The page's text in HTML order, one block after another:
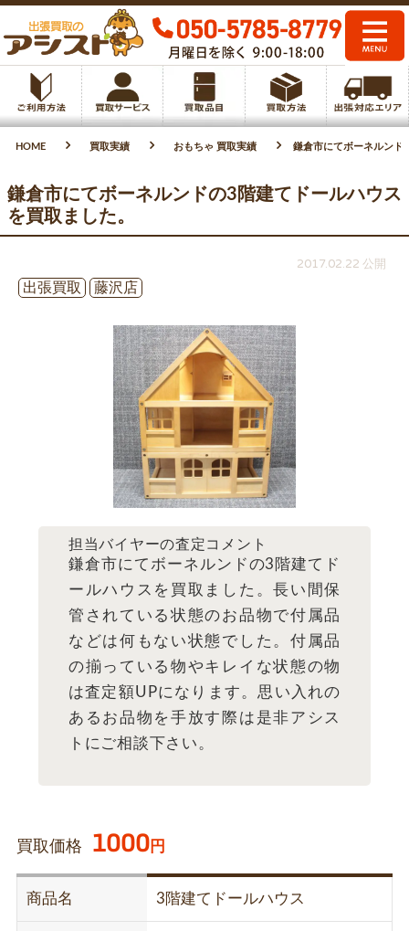
HOME 買取実績 おもちゃ 買取実績 鎌倉市にてボーネルンド
鎌倉市にてボーネルンドの3階建てドールハウス
を買取ました。
2017.02.22 公開
出張買取
藤沢店
担当バイヤーの査定コメント
鎌倉市にてボーネルンドの3階建てド
ールハウスを買取ました。長い間保
管されている状態のお品物で付属品
などは何もない状態でした。付属品
の揃っている物やキレイな状態の物
は査定額UPになります。思い入れの
あるお品物を手放す際は是非アシス
トにご相談下さい。
買取価格 1000円
商品名 3階建てドールハウス